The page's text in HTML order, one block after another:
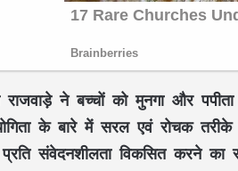
राजवाड़ेने बच्चों कोमुनगाऔरपपीता
के बारे में सरल एवं रोचक
संवेदनशीलता विकसित करने का